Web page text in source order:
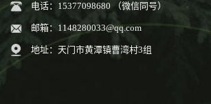
电话：15377098680 （微信同号）
邮箱： 1148280033@qq.com
地址：天门市黄潭镇曹湾村3组